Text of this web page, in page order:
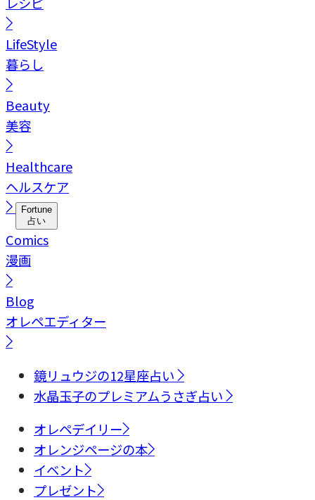
LifeStyle
暮らし
Beauty
美容
Healthcare
ヘルスケア
Fortune
占い
Comics
漫画
Blog
オレペエディター
鏡リュウジの12星座占い
水晶玉子のプレミアムうさぎ占い
オレペデイリー
オレンジページの本
イベント
プレゼント